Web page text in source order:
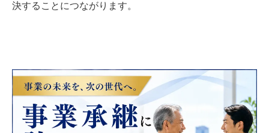
決することにつながります。